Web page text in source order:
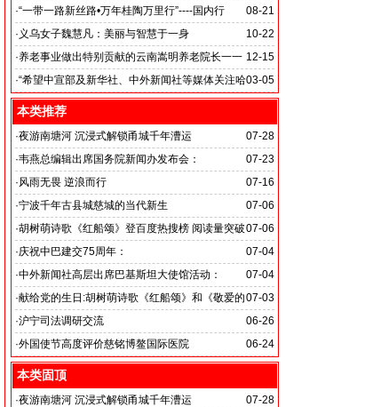
马达加斯加总统埃里会见中国艺术银行董事长、中外新
闻社社务会主席徐志强先生并达成多项合作协议
08-21
·“一带一路新丝路•万年桂陶万里行”----国内行
10-22
· 义乌女子魏慧凡：美丽与智慧于一身
12-15
·养老事业做出特别贡献的云南嵩明养老院长一一
李丽琼
03-05
·“希望中宣部及新华社、中外新闻社等媒体关注哈
尔滨的发展”
本类推荐
07-28
·夜游南塘河 沉浸式解锁甬城千年漕运
07-23
·韦燕总编辑出席国务院新闻办发布会：
关注海关总署“十五五”时期守好国门安全
07-16
·风雨无畏 逆浪而行
旭日应急救援队硬核抗巴“威风”护平安
07-06
·宁波千年古县城慈城的当代新生
07-06
·胡树萌诗歌《红船颂》登百度热搜榜 阅读量突破
数亿次 打破“曲高和寡”的传播困境
07-04
·庆祝中巴建交75周年：
韦燕总裁同多国大使出席巴基斯坦驻华大使馆举办“芒果
节”
07-04
·中外新闻社高层出席巴基斯坦大使馆活动：
医药、保健和生物科技职业技术教育与培训专题研讨会
07-03
·献给党的生日:胡树萌诗歌《红船颂》和《敬爱的
党啊 我怎能不为你放声歌唱》
06-26
·沪宁司法调研交流
共探司法鉴定发展新路
06-24
·外国使节高度评价慈铭博鳌国际医院
本类固顶
07-28
·夜游南塘河 沉浸式解锁甬城千年漕运